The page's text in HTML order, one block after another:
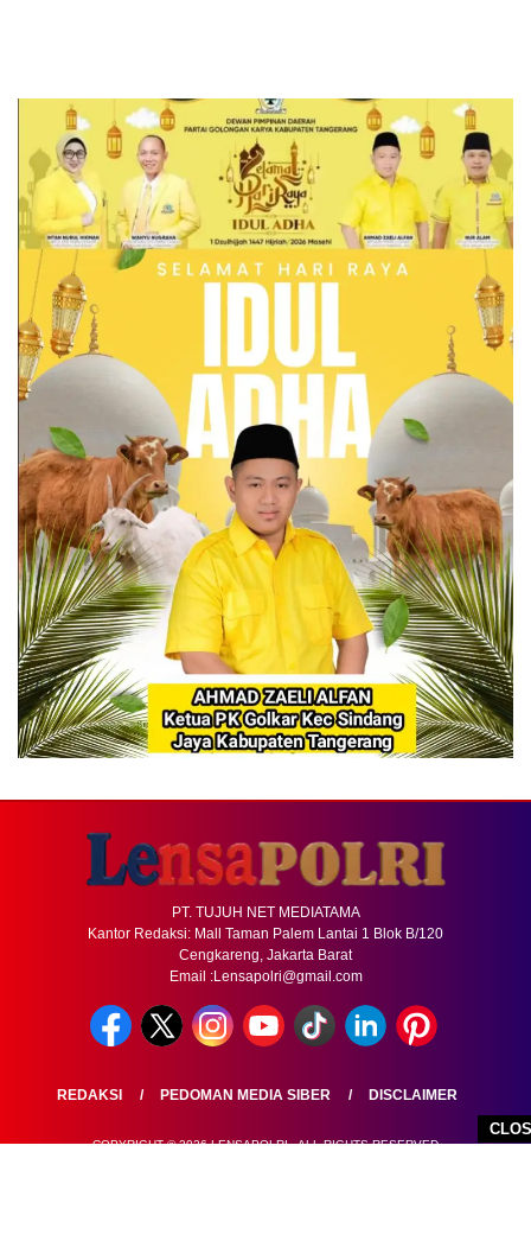
PT. TUJUH NET MEDIATAMA
Kantor Redaksi: Mall Taman Palem Lantai 1 Blok B/120
Cengkareng, Jakarta Barat
Email :Lensapolri@gmail.com
REDAKSI PEDOMAN MEDIA SIBER DISCLAIMER
COPYRIGHT © 2026 LENSAPOLRI - ALL RIGHTS RESERVED